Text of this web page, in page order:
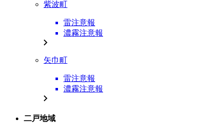
紫波町
雷注意報
濃霧注意報
矢巾町
雷注意報
濃霧注意報
二戸地域